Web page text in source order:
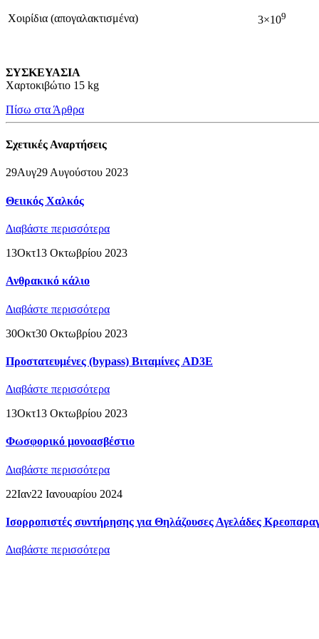
Χοιρίδια (απογαλακτισμένα) 3×109
ΣΥΣΚΕΥΑΣΙΑ
Χαρτοκιβώτιo 15 kg
Πίσω στα Άρθρα
Σχετικές Αναρτήσεις
29Αυγ29 Αυγούστου 2023
Θειικός Χαλκός
Διαβάστε περισσότερα
13Οκτ13 Οκτωβρίου 2023
Ανθρακικό κάλιο
Διαβάστε περισσότερα
30Οκτ30 Οκτωβρίου 2023
Προστατευμένες (bypass) Βιταμίνες AD3E
Διαβάστε περισσότερα
13Οκτ13 Οκτωβρίου 2023
Φωσφορικό μονοασβέστιο
Διαβάστε περισσότερα
22Ιαν22 Ιανουαρίου 2024
Ισορροπιστές συντήρησης για Θηλάζουσες Αγελάδες
Διαβάστε περισσότερα